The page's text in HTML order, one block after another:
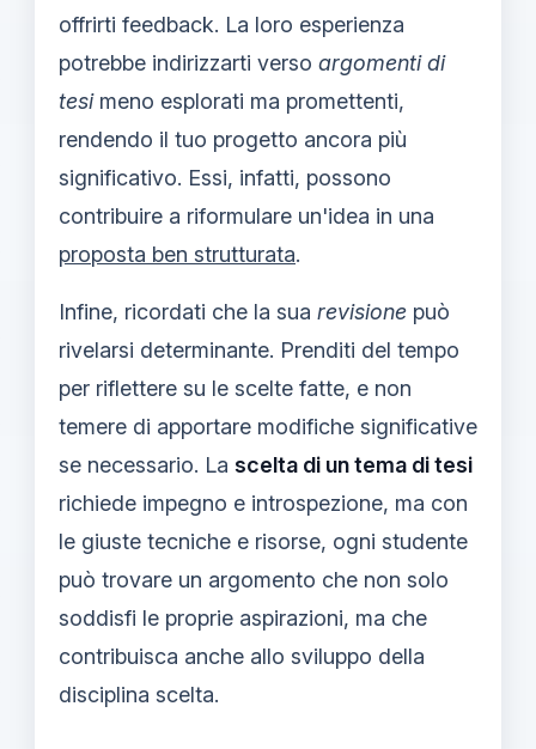
offrirti feedback. La loro esperienza
potrebbe indirizzarti verso argomenti di
tesimeno esplorati ma promettenti,
rendendo il tuo progetto ancora più
significativo. Essi, infatti, possono
contribuire a riformulare un'idea in una
proposta ben strutturata.
Infine, ricordati che la sua revisione può
rivelarsi determinante. Prenditi del tempo
per riflettere su le scelte fatte, e non
temere di apportare modifiche significative
se necessario. La scelta di un tema di tesi
richiede impegno e introspezione, ma con
le giuste tecniche e risorse, ogni studente
può trovare un argomento che non solo
soddisfi le proprie aspirazioni, ma che
contribuisca anche allo sviluppo della
disciplina scelta.